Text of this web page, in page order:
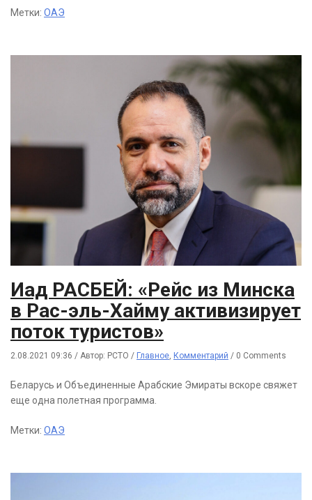
Метки: ОАЭ
Иад РАСБЕЙ: «Рейс из Минска
в Рас-эль-Хайму активизирует
поток туристов»
2.08.2021 09:36 / Автор: РСТО / Главное, Комментарий / 0 Comments
Беларусь и Объединенные Арабские Эмираты вскоре свяжет
еще одна полетная программа.
Метки: ОАЭ